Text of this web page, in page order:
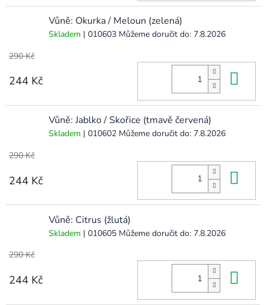
Vůně: Okurka / Meloun (zelená)
Skladem | 010603 Můžeme doručit do: 7.8.2026
290 Kč
244 Kč
Vůně: Jablko / Skořice (tmavě červená)
Skladem | 010602 Můžeme doručit do: 7.8.2026
290 Kč
244 Kč
Vůně: Citrus (žlutá)
Skladem | 010605 Můžeme doručit do: 7.8.2026
290 Kč
244 Kč